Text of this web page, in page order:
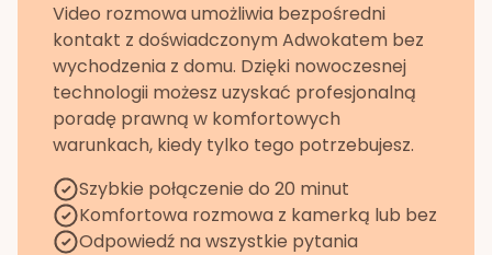
Video rozmowa umożliwia bezpośredni
kontakt z doświadczonym Adwokatem bez
wychodzenia z domu. Dzięki nowoczesnej
technologii możesz uzyskać profesjonalną
poradę prawną w komfortowych
warunkach, kiedy tylko tego potrzebujesz.
Szybkie połączenie do 20 minut
Komfortowa rozmowa z kamerką lub bez
Odpowiedź na wszystkie pytania